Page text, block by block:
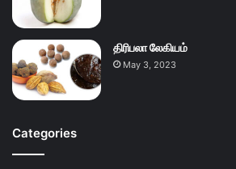
திரிபலா லேகியம்
May 3, 2023
Categories